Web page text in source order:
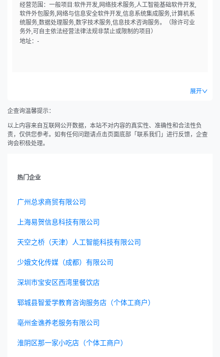
经营范围：一般项目:软件开发,网络技术服务,人工智能基础软件开发,
软件外包服务,网络与信息安全软件开发,信息系统集成服务,计算机系
统服务,数据处理服务,数字技术服务,信息技术咨询服务。（除许可业
务外,可自主依法经营法律法规非禁止或限制的项目）
地址：-
展开
企查询温馨提示：
以上内容来自互联网公开数据，本站不对内容的真实性、准确性和合法性负
责，仅供您参考。如有任何问题请点击页面底部「联系我们」进行反馈，企查
询会积极处理。
热门企业
广州总求商贸有限公司
上海易贺信息科技有限公司
天空之桥（天津）人工智能科技有限公司
少娥文化传媒（成都）有限公司
深圳市宝安区西湾里餐饮店
郓城县智爱学教育咨询服务店（个体工商户）
亳州金谯养老服务有限公司
淮阴区那一家小吃店（个体工商户）